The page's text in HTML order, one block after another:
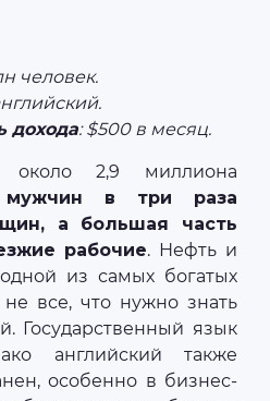
человек.
дохода: $500 в месяц.
около 2,9 миллиона
мужчин в три раза
а большая часть
рабочие. Нефть и
из самых богатых
все, что нужно знать
Государственный язык
английский также
особенно в бизнес-